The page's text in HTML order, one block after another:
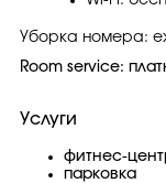
Уборка номера:
Room service:
Услуги
фитнес-
парковка